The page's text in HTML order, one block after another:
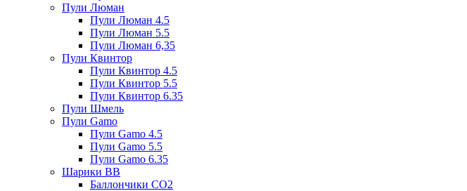
Пули Люман
Пули Люман 4.5
Пули Люман 5.5
Пули Люман 6,35
Пули Квинтор
Пули Квинтор 4.5
Пули Квинтор 5.5
Пули Квинтор 6.35
Пули Шмель
Пули Gamo
Пули Gamo 4.5
Пули Gamo 5.5
Пули Gamo 6.35
Шарики BB
Баллончики CO2